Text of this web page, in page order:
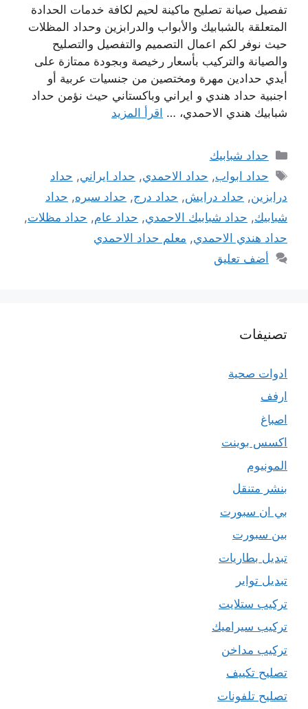
تفصيل صيانة تصليح ماكينة لحيم لكافة خدمات الحدادة
المتعلقة بالشبابيك والأبواب والدرابزين وحداد المظلات
حيث نوفر لكم اعمال التصميم والتفصيل والتصليح
والصيانة والتركيب بأسعار رخيصة وبجودة ممتازة على
أيدي حدادين مهرة ومختصين من جنسيات عربية أو
اجنبية حداد هندي و ايراني وباكستاني حيث نؤمن حداد
شبابيك هندي الاحمدي، … اقرأ المزيد
التصنيفات
حداد شبابيك
الوسوم
حداد ابواب, حداد الاحمدي, حداد ايراني, حداد
درابزين, حداد درايش, حداد درج, حداد سبره, حداد
شبابيك, حداد شبابيك الاحمدي, حداد عام, حداد مظلات,
حداد هندي الاحمدي, معلم حداد الاحمدي
أضف تعليق
تصنيفات
ادوات صحية
ارفف
اصباغ
اكسس بوينت
المونيوم
بنشر متنقل
بي ان سبورت
بين سبورت
تبديل بطاريات
تبديل تواير
تركيب ستلايت
تركيب سيراميك
تركيب مداخن
تصليح تكييف
تصليح تلفونات